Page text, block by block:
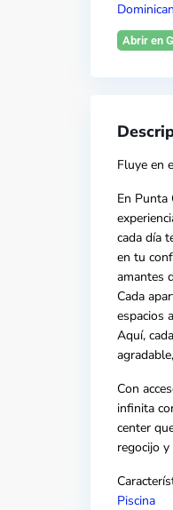
Abrir en
Fluye en
En Punta
cada día
en tu
amantes
Cada
espacios
Aquí,
Con
infinita
center
regocijo
Piscina